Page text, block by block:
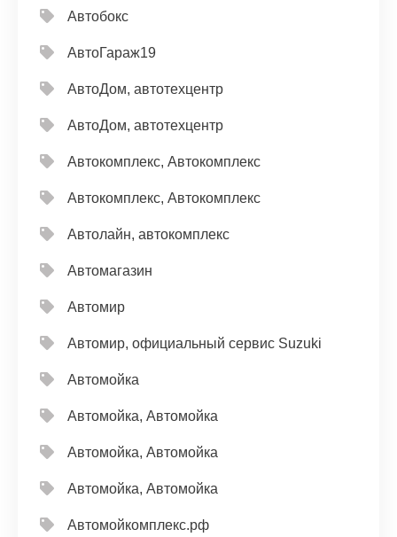
Автобокс
АвтоГараж19
АвтоДом, автотехцентр
АвтоДом, автотехцентр
Автокомплекс, Автокомплекс
Автокомплекс, Автокомплекс
Автолайн, автокомплекс
Автомагазин
Автомир
Автомир, официальный сервис Suzuki
Автомойка
Автомойка, Автомойка
Автомойка, Автомойка
Автомойка, Автомойка
Автомойкомплекс.рф